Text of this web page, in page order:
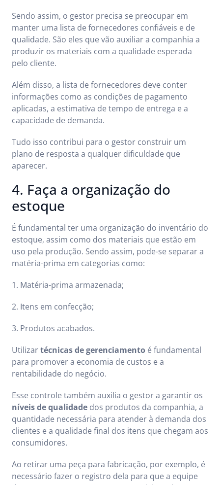
Sendo assim, o gestor precisa se preocupar em
manter uma lista de fornecedores confiáveis e de
qualidade. São eles que vão auxiliar a companhia a
produzir os materiais com a qualidade esperada
pelo cliente.
Além disso, a lista de fornecedores deve conter
informações como as condições de pagamento
aplicadas, a estimativa de tempo de entrega e a
capacidade de demanda.
Tudo isso contribui para o gestor construir um
plano de resposta a qualquer dificuldade que
aparecer.
4. Faça a organização do
estoque
É fundamental ter uma organização do inventário do
estoque, assim como dos materiais que estão em
uso pela produção. Sendo assim, pode-se separar a
matéria-prima em categorias como:
1. Matéria-prima armazenada;
2. Itens em confecção;
3. Produtos acabados.
Utilizartécnicas de gerenciamento é fundamental
para promover a economia de custos e a
rentabilidade do negócio.
Esse controle também auxilia o gestor a garantir os
níveis de qualidade dos produtos da companhia, a
quantidade necessária para atender à demanda dos
clientes e a qualidade final dos itens que chegam aos
consumidores.
Ao retirar uma peça para fabricação, por exemplo, é
necessário fazer o registro dela para que a equipe